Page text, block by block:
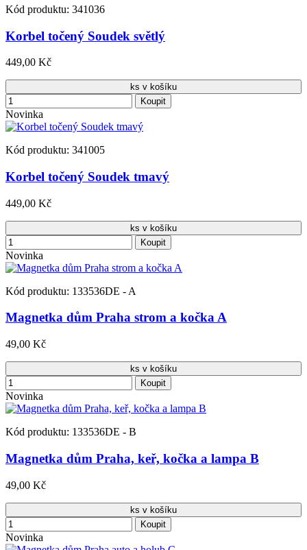
Kód produktu: 341036
Korbel točený Soudek světlý
449,00 Kč
ks v košíku
Koupit
Novinka
Kód produktu: 341005
Korbel točený Soudek tmavý
449,00 Kč
ks v košíku
Koupit
Novinka
Kód produktu: 133536DE - A
Magnetka dům Praha strom a kočka A
49,00 Kč
ks v košíku
Koupit
Novinka
Kód produktu: 133536DE - B
Magnetka dům Praha, keř, kočka a lampa B
49,00 Kč
ks v košíku
Koupit
Novinka